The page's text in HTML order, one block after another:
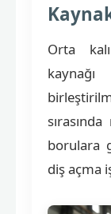
Orta
borulara
diş açma